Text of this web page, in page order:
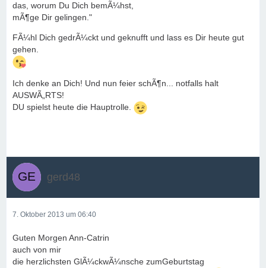
das, worum Du Dich bemÃ¼hst,
mÃ¶ge Dir gelingen."
FÃ¼hl Dich gedrÃ¼ckt und geknufft und lass es Dir heute gut
gehen.
Ich denke an Dich! Und nun feier schÃ¶n... notfalls halt
AUSWÃ„RTS!
DU spielst heute die Hauptrolle.
gerd48
7. Oktober 2013 um 06:40
Guten Morgen Ann-Catrin
auch von mir
die herzlichsten GlÃ¼ckwÃ¼nsche zumGeburtstag